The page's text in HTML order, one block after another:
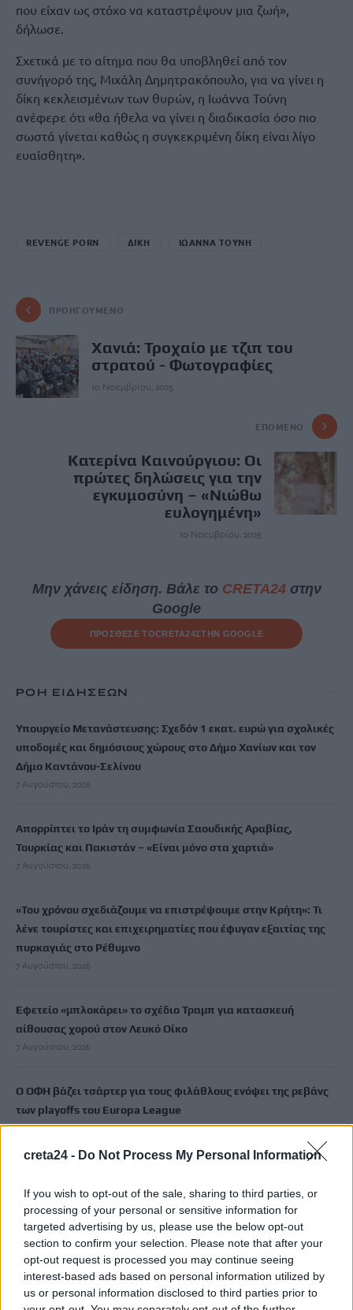
creta24 - Do Not Process My Personal Information
If you wish to opt-out of the sale, sharing to third parties, or
processing of your personal or sensitive information for
targeted advertising by us, please use the below opt-out
section to confirm your selection. Please note that after your
opt-out request is processed you may continue seeing
interest-based ads based on personal information utilized by
us or personal information disclosed to third parties prior to
που είχαν ως στόχο να καταστρέψουν μια ζωή»,
δήλωσε.
Σχετικά με το αίτημα που θα υποβληθεί από τον
συνήγορό της, Μιχάλη Δημητρακόπουλο, για να γίνει η
δίκη κεκλεισμένων των θυρών, η Ιωάννα Τούνη
ανέφερε ότι «θα ήθελα να γίνει η διαδικασία όσο πιο
σωστά γίνεται καθώς η συγκεκριμένη δίκη είναι λίγο
ευαίσθητη».
REVENGE PORN ΔΙΚΗ ΙΩΑΝΝΑ ΤΟΥΝΗ
ΠΡΟΗΓΟΎΜΕΝΟ
Χανιά: Τροχαίο με τζιπ του
στρατού - Φωτογραφίες
10 Νοεμβρίου, 2025
ΕΠΌΜΕΝΟ
Κατερίνα Καινούργιου: Οι
πρώτες δηλώσεις για την
εγκυμοσύνη – «Νιώθω
ευλογημένη»
10 Νοεμβρίου, 2025
Μην χάνεις είδηση. Βάλε το CRETA24στην
Google
ΠΡΟΣΘΕΣΕ ΤΟCRETA24ΣΤΗΝ GOOGLE
ΡΟΗ ΕΙΔΗΣΕΩΝ
Υπουργείο Μετανάστευσης: Σχεδόν 1 εκατ. ευρώ για σχολικές
υποδομές και δημόσιους χώρους στο Δήμο Χανίων και τον
Δήμο Καντάνου-Σελίνου
7 Αυγούστου, 2026
Απορρίπτει το Ιράν τη συμφωνία Σαουδικής Αραβίας,
Τουρκίας και Πακιστάν – «Είναι μόνο στα χαρτιά»
7 Αυγούστου, 2026
«Του χρόνου σχεδιάζουμε να επιστρέψουμε στην Κρήτη»: Τι
λένε τουρίστες και επιχειρηματίες που έφυγαν εξαιτίας της
πυρκαγιάς στο Ρέθυμνο
7 Αυγούστου, 2026
Εφετείο «μπλοκάρει» το σχέδιο Τραμπ για κατασκευή
αίθουσας χορού στον Λευκό Οίκο
7 Αυγούστου, 2026
Ο ΟΦΗ βάζει τσάρτερ για τους φιλάθλους ενόψει της ρεβάνς
των playoffs του Europa League
7 Αυγούστου, 2026
λέει ο οδηγός του φορτηγού
7 Αυγούστου, 2026
Κρίση στη Θέουτα: Ισπανικό τελεσίγραφο στην Ιταλία για
άρση των ελέγχων στα σύνορα
7 Αυγούστου, 2026